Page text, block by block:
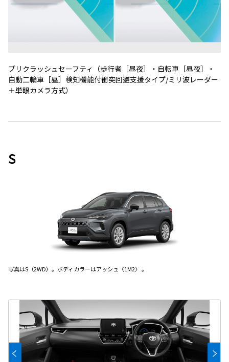
プリクラッシュセーフティ（歩行者［昼夜］・自転車［昼夜］・
自動二輪車［昼］検知機能付衝突回避支援タイプ/ミリ波レーダー
＋単眼カメラ方式）
S
写真はS（2WD）。ボディカラーはアッシュ〈1M2〉 。